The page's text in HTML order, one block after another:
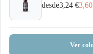
desde3,24 €
Ver